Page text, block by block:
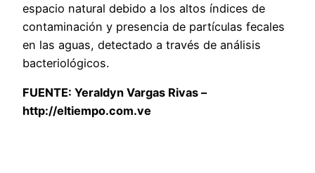
espacio natural debido a los altos índices de
contaminación y presencia de partículas fecales
en las aguas, detectado a través de análisis
bacteriológicos.
FUENTE: Yeraldyn Vargas Rivas –
http://eltiempo.com.ve